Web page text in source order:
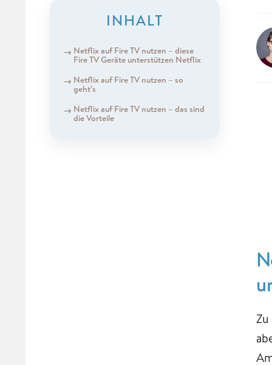
INHALT
Netflix auf Fire TV nutzen – diese
Fire TV Geräte unterstützen Netflix
Netflix auf Fire TV nutzen – so
geht’s
Netflix auf Fire TV nutzen – das sind
die Vorteile